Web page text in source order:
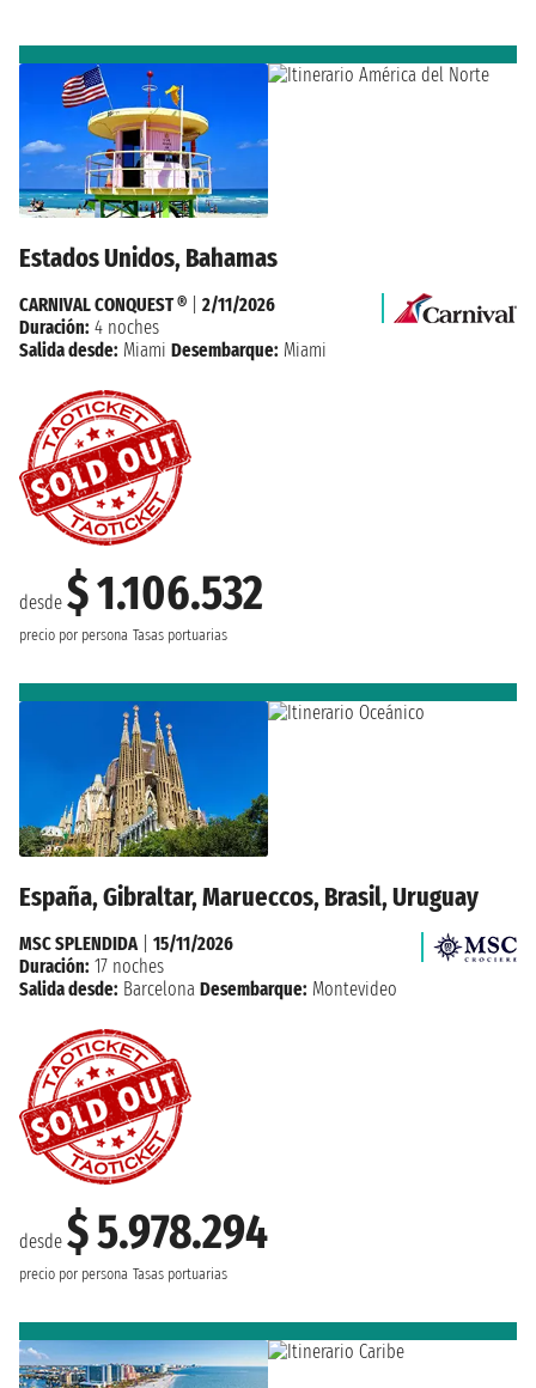
Estados Unidos, Bahamas
desde $ 1.106.532
precio por persona Tasas portuarias
CARNIVAL CONQUEST ®
2/11/2026
Duración: 4 noches
Salida desde: Miami Desembarque: Miami
España, Gibraltar, Marueccos, Brasil, Uruguay
desde $ 5.978.294
precio por persona Tasas portuarias
MSC SPLENDIDA
15/11/2026
Duración: 17 noches
Salida desde: Barcelona Desembarque: Montevideo